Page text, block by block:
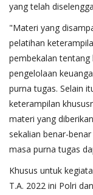
yang telah
"Materi yang
pelatihan
pembekalan
pengelolaan
purna tugas. Selain
keterampilan
materi yang
sekalian benar-
masa purna tugas
Khusus untuk
T.A. 2022 ini Polri